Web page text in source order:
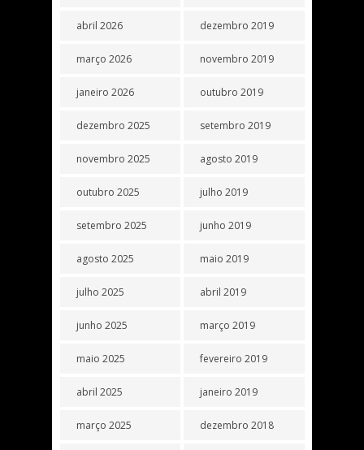
abril 2026
março 2026
janeiro 2026
dezembro 2025
novembro 2025
outubro 2025
setembro 2025
agosto 2025
julho 2025
junho 2025
maio 2025
abril 2025
março 2025
dezembro 2019
novembro 2019
outubro 2019
setembro 2019
agosto 2019
julho 2019
junho 2019
maio 2019
abril 2019
março 2019
fevereiro 2019
janeiro 2019
dezembro 2018